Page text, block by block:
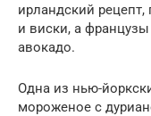
ирландский
и виски, а
авокадо.
Одна из нью-
мороженое с